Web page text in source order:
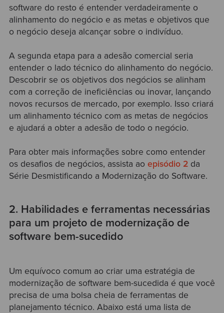
software do resto é entender verdadeiramente o
alinhamento do negócio e as metas e objetivos que
o negócio deseja alcançar sobre o indivíduo.
A segunda etapa para a adesão comercial seria
entender o lado técnico do alinhamento do negócio.
Descobrir se os objetivos dos negócios se alinham
com a correção de ineficiências ou inovar, lançando
novos recursos de mercado, por exemplo. Isso criará
um alinhamento técnico com as metas de negócios
e ajudará a obter a adesão de todo o negócio.
Para obter mais informações sobre como entender
os desafios de negócios, assista ao episódio 2da
Série Desmistificando a Modernização do Software.
2. Habilidades e ferramentas necessárias
para um projeto de modernização de
software bem-sucedido
Um equívoco comum ao criar uma estratégia de
modernização de software bem-sucedida é que você
precisa de uma bolsa cheia de ferramentas de
planejamento técnico. Abaixo está uma lista de